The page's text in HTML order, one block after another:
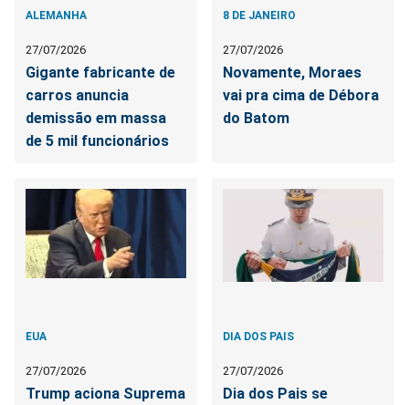
ALEMANHA
27/07/2026
Gigante fabricante de
carros anuncia
demissão em massa
de 5 mil funcionários
8 DE JANEIRO
27/07/2026
Novamente, Moraes
vai pra cima de Débora
do Batom
EUA
27/07/2026
Trump aciona Suprema
DIA DOS PAIS
27/07/2026
Dia dos Pais se